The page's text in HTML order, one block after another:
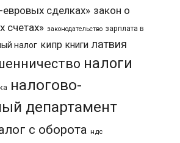
сделках» закон о
счетах» законодательство зарплата в
налог кипр книги латвия
налоги
налогово-
департамент
с оборота ндс